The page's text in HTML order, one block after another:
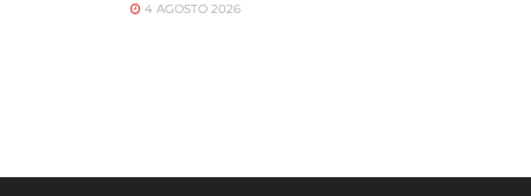
4 AGOSTO 2026